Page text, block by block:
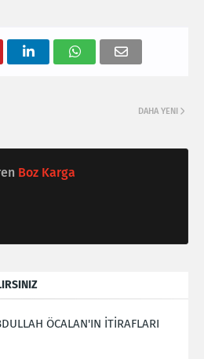
DAHA YENI
Boz Karga
ÖCALAN'IN İTİRAFLARI